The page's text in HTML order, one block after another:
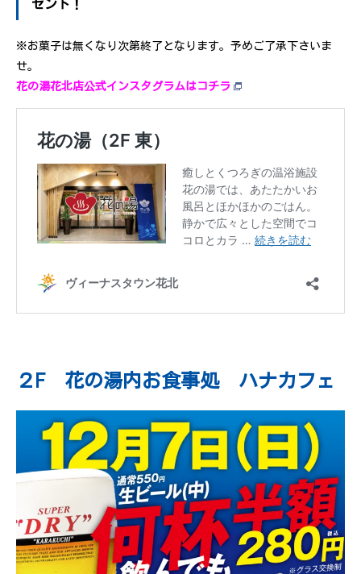
ゼント！
※お菓子は無くなり次第終了となります。予めご了承下さいま
せ。
花の湯花北店公式インスタグラムはコチラ
２F 花の湯内お食事処 ハナカフェ